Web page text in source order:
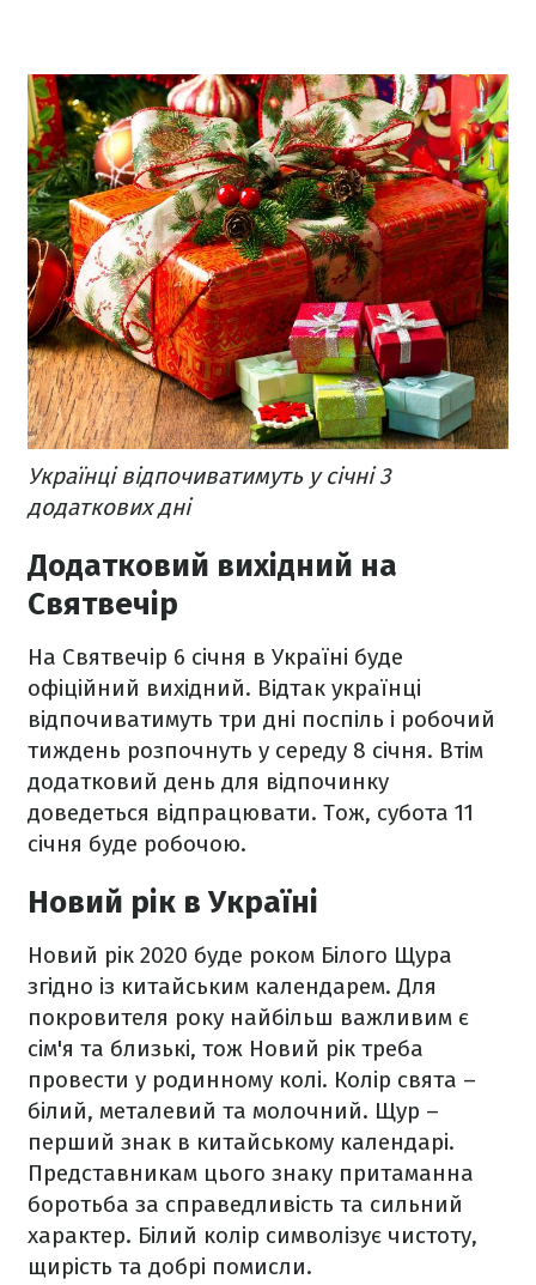
Українці відпочиватимуть у січні 3
додаткових дні
Додатковий вихідний на
Святвечір
На Святвечір 6 січня в Україні буде
офіційний вихідний. Відтак українці
відпочиватимуть три дні поспіль і робочий
тиждень розпочнуть у середу 8 січня. Втім
додатковий день для відпочинку
доведеться відпрацювати. Тож, субота 11
січня буде робочою.
Новий рік в Україні
Новий рік 2020 буде роком Білого Щура
згідно із китайським календарем. Для
покровителя року найбільш важливим є
сім'я та близькі, тож Новий рік треба
провести у родинному колі. Колір свята –
білий, металевий та молочний. Щур –
перший знак в китайському календарі.
Представникам цього знаку притаманна
боротьба за справедливість та сильний
характер. Білий колір символізує чистоту,
щирість та добрі помисли.